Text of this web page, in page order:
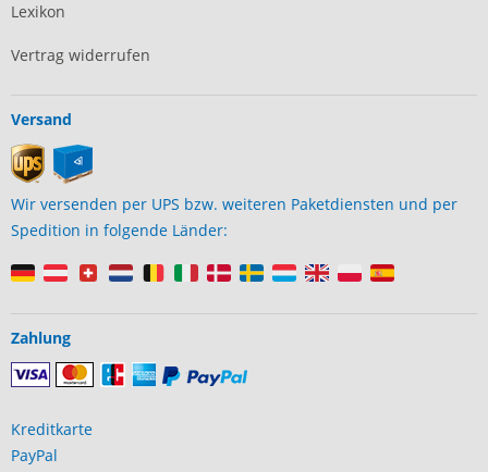
Lexikon
Vertrag widerrufen
Versand
Wir versenden per UPS bzw. weiteren Paketdiensten und per
Spedition in folgende Länder:
Zahlung
Kreditkarte
PayPal